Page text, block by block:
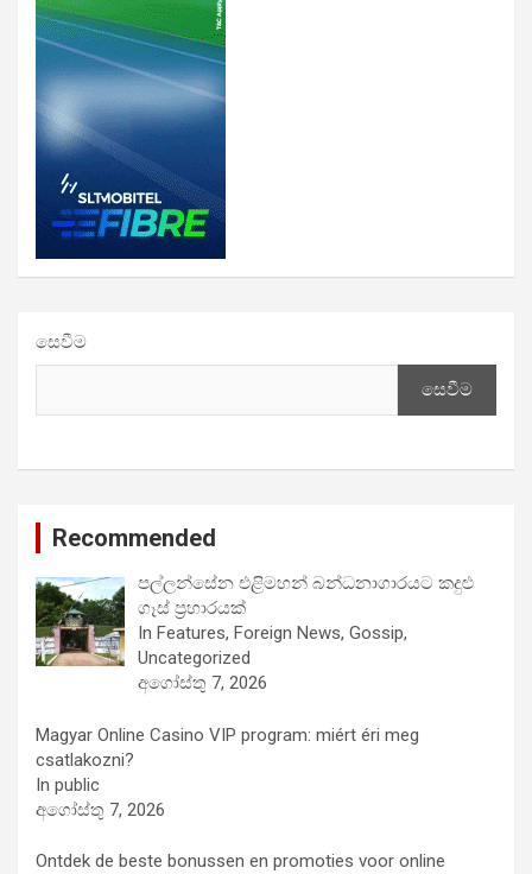
සෙවීම
සෙවීම
Recommended
පල්ලන්සේන එළිමහන් බන්ධනාගාරයට කදුළු
ගෑස් ප්‍රහාරයක්
In Features, Foreign News, Gossip,
Uncategorized
අගෝස්තු 7, 2026
Magyar Online Casino VIP program: miért éri meg
csatlakozni?
In public
අගෝස්තු 7, 2026
Ontdek de beste bonussen en promoties voor online